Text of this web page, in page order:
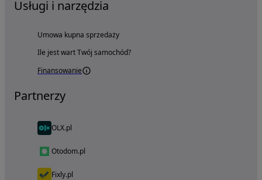
Usługi i narzędzia
Umowa kupna sprzedaży
Ile jest wart Twój samochód?
Finansowanie
Partnerzy
OLX.pl
Otodom.pl
Fixly.pl